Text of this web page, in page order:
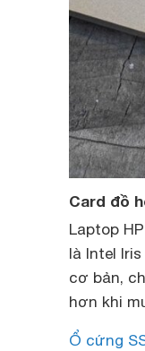
Card đồ
Laptop
là Intel
cơ bản,
hơn khi
Ổ cứng